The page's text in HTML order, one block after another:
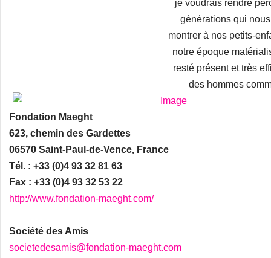
je voudrais rendre
générations qui
montrer à nos petits-
notre époque
resté présent et très
des hommes
Fondation Maeght
623, chemin des Gardettes
06570 Saint-Paul-de-Vence, France
Tél. : +33 (0)4 93 32 81 63
Fax : +33 (0)4 93 32 53 22
http://www.fondation-maeght.com/
Société des Amis
societedesamis@fondation-maeght.com